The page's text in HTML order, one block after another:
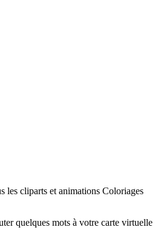
les cliparts et animations Coloriages
quelques mots à votre carte virtuelle